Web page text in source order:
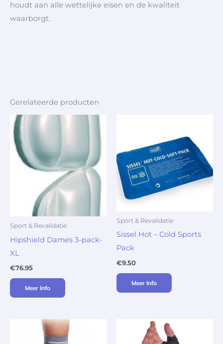
houdt aan alle wettelijke eisen en de kwaliteit
waarborgt.
Gerelateerde producten
Sport & Revalidatie
Hipshield Dames 3-pack-
XL
€76.95
Meer Info
Sport & Revalidatie
Sissel Hot – Cold Sports
Pack
€9.50
Meer Info